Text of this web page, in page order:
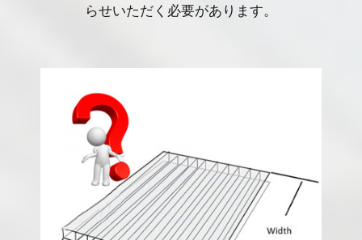
らせいただく必要があります。